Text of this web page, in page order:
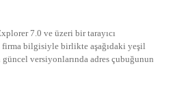
7.0 ve üzeri bir tarayıcı
firma bilgisiyle birlikte aşağıdaki yeşil
güncel versiyonlarında adres çubuğunun